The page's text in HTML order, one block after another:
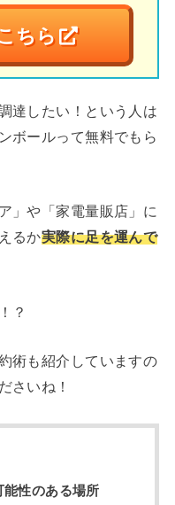
ちら
達したい！という人は
ボールって無料でもら
」や「家電量販店」に
るか実際に足を運んで
？
術も紹介していますの
さいね！
能性のある場所